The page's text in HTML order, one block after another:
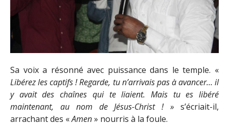
Sa voix a résonné avec puissance dans le temple. «
Libérez les captifs ! Regarde, tu n’arrivais pas à avancer… il
y avait des chaînes qui te liaient. Mais tu es libéré
maintenant, au nom de Jésus-Christ ! » s’écriait-il,
arrachant des «Amen» nourris à la foule.